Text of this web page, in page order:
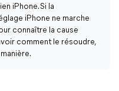
iPhone. Si la
iPhone ne marche
connaître la cause
comment le résoudre,